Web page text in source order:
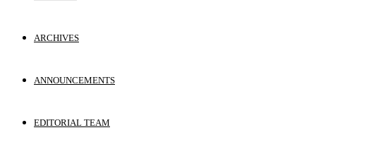
ARCHIVES
ANNOUNCEMENTS
EDITORIAL TEAM